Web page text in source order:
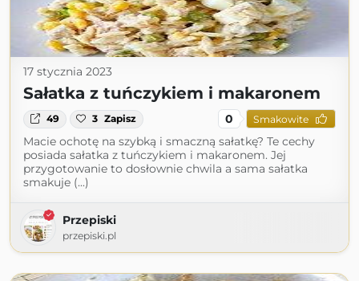
17 stycznia 2023
Sałatka z tuńczykiem i makaronem
49 3 Zapisz 0 Smakowite
Macie ochotę na szybką i smaczną sałatkę? Te cechy
posiada sałatka z tuńczykiem i makaronem. Jej
przygotowanie to dosłownie chwila a sama sałatka
smakuje (...)
Przepiski
przepiski.pl